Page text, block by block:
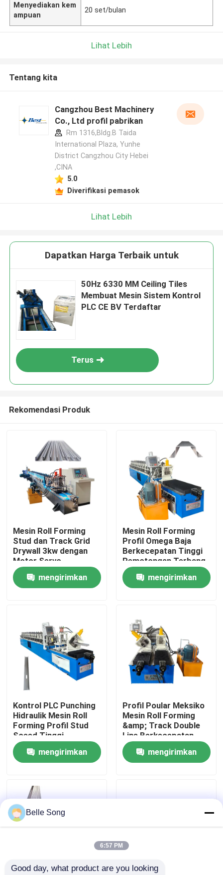
Rumah
Tentang kami
Tur Pabrik
Kontrol kualitas
Hubungi kami
kasus
mesin roll forming double layer
Menyediakan kem
ampuan
20 set/bulan
Lihat Lebih
Tentang kita
Cangzhou Best Machinery
Co., Ltd profil pabrikan
Rm 1316,Bldg.B Taida
International Plaza, Yunhe
District Cangzhou City Hebei
,CINA
5.0
Diverifikasi pemasok
Lihat Lebih
Dapatkan Harga Terbaik untuk
50Hz 6330 MM Ceiling Tiles
Membuat Mesin Sistem Kontrol
PLC CE BV Terdaftar
Terus
Rekomendasi Produk
Mesin Roll Forming
Stud dan Track Grid
Drywall 3kw dengan
Motor Servo
mengirimkan
Mesin Roll Forming
Profil Omega Baja
Berkecepatan Tinggi
Pemotongan Terbang
yang Disesuaikan
mengirimkan
Kontrol PLC Punching
Hidraulik Mesin Roll
Forming Profil Stud
Soeed Tinggi
mengirimkan
Profil Poular Meksiko
Mesin Roll Forming
&amp; Track Double
Line Berkecepatan
Tinggi
mengirimkan
Belle Song
6:57 PM
Good day, what product are you looking